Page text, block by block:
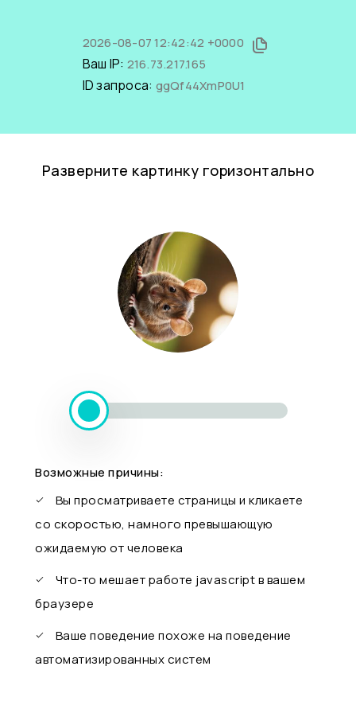
2026-08-07 12:42:42 +0000
Ваш IP: 216.73.217.165
ID запроса: ggQf44XmP0U1
Разверните картинку горизонтально
Возможные причины:
Вы просматриваете страницы и кликаете
со скоростью, намного превышающую
ожидаемую от человека
Что-то мешает работе javascript в вашем
браузере
Ваше поведение похоже на поведение
автоматизированных систем